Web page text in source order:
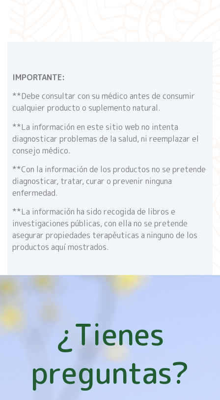
IMPORTANTE:
**Debe consultar con su médico antes de consumir
cualquier producto o suplemento natural.
**La información en este sitio web no intenta
diagnosticar problemas de la salud, ni reemplazar el
consejo médico.
**Con la información de los productos no se pretende
diagnosticar, tratar, curar o prevenir ninguna
enfermedad.
**La información ha sido recogida de libros e
investigaciones públicas, con ella no se pretende
asegurar propiedades terapéuticas a ninguno de los
productos aquí mostrados.
¿Tienes
preguntas?